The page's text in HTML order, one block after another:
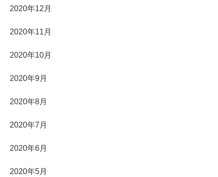
2020年12月
2020年11月
2020年10月
2020年9月
2020年8月
2020年7月
2020年6月
2020年5月